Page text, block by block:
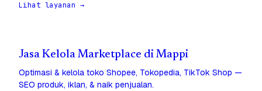
Lihat layanan →
Jasa Kelola Marketplace di Mappi
Optimasi & kelola toko Shopee, Tokopedia, TikTok Shop —
SEO produk, iklan, & naik penjualan.